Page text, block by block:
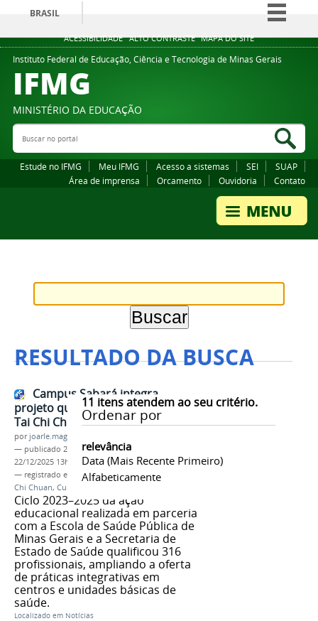
ACESSIBILIDADE ALTO CONTRASTE MAPA DO SITE
BRASIL
Simplifique!
Comunica BR
Legislação
Instituto Federal de Educação, Ciência e Tecnologia de Minas Gerais
IFMG
MINISTÉRIO DA EDUCAÇÃO
Buscar no portal
Estude no IFMG Meu IFMG Acesso a sistemas SEI
SUAP
Área de imprensa
Orcamento Ouvidoria Contato
RESULTADO DA BUSCA
11 itens atendem ao seu critério.
Ordenar por
relevância
Data (mais Recente Primeiro)
Alfabeticamente
Campus Sabará integra
projeto que forma instrutores de
Tai Chi Chuan para o SUS
por joarle.magalhaes
— publicado 22/12/2025—última modificação
22/12/2025 13h18
— registrado em:
Extensão,Campus Sabará
Chi Chuan, Cursos FIC
Ciclo 2023–2025 da ação
educacional realizada em parceria
com a Escola de Saúde Pública de
Minas Gerais e a Secretaria de
Estado de Saúde qualificou 316
profissionais, ampliando a oferta
de práticas integrativas em
centros e unidades básicas de
saúde.
Localizado em Notícias